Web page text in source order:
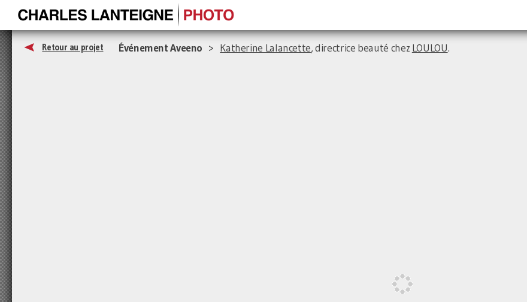
Retour au projet Événement Aveeno > Katherine Lalancette, directrice beauté chez LOULOU.